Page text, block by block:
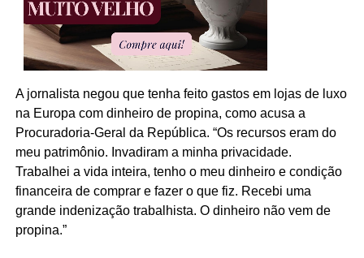
A jornalista negou que tenha feito gastos em lojas de luxo
na Europa com dinheiro de propina, como acusa a
Procuradoria-Geral da República. “Os recursos eram do
meu patrimônio. Invadiram a minha privacidade.
Trabalhei a vida inteira, tenho o meu dinheiro e condição
financeira de comprar e fazer o que fiz. Recebi uma
grande indenização trabalhista. O dinheiro não vem de
propina.”